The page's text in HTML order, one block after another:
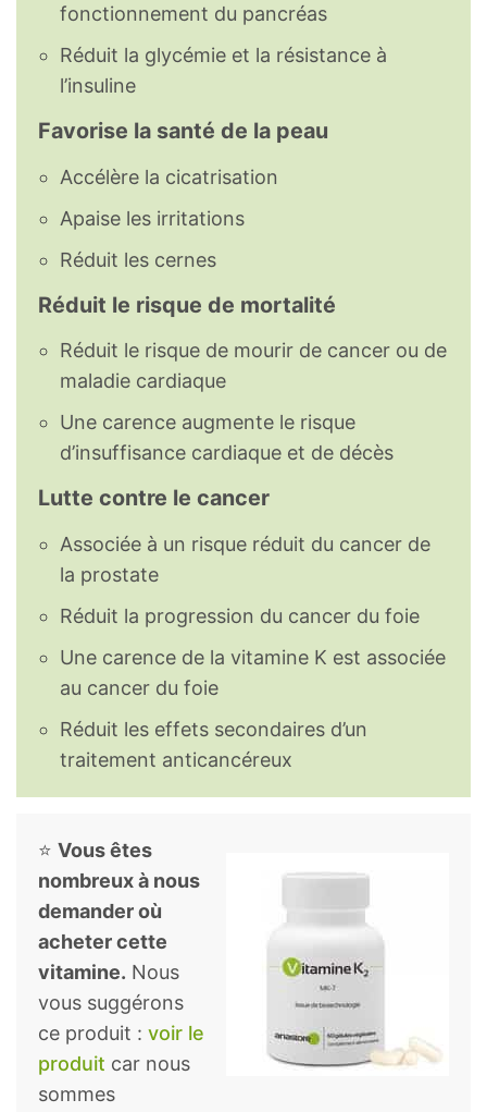
fonctionnement du pancréas
Réduit la glycémie et la résistance à
l’insuline
Favorise la santé de la peau
Accélère la cicatrisation
Apaise les irritations
Réduit les cernes
Réduit le risque de mortalité
Réduit le risque de mourir de cancer ou de
maladie cardiaque
Une carence augmente le risque
d’insuffisance cardiaque et de décès
Lutte contre le cancer
Associée à un risque réduit du cancer de
la prostate
Réduit la progression du cancer du foie
Une carence de la vitamine K est associée
au cancer du foie
Réduit les effets secondaires d’un
traitement anticancéreux
⭐ Vous êtes
nombreux à nous
demander où
acheter cette
vitamine. Nous
vous suggérons
ce produit : voir le
produit car nous
sommes